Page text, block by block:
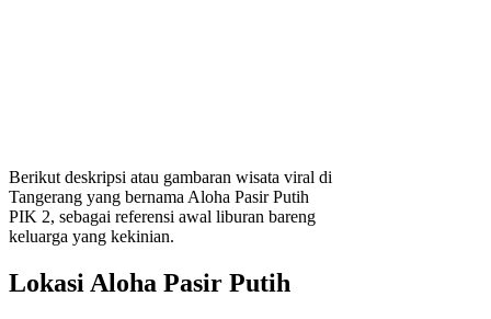
Berikut deskripsi atau gambaran wisata viral di
Tangerang yang bernama Aloha Pasir Putih
PIK 2, sebagai referensi awal liburan bareng
keluarga yang kekinian.
Lokasi Aloha Pasir Putih